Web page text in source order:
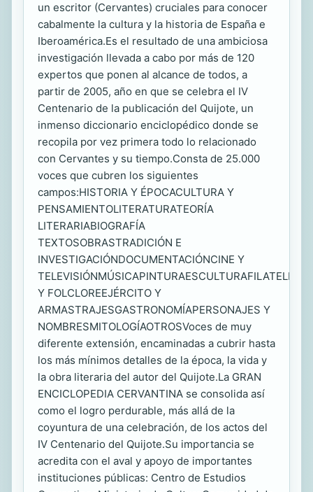
un escritor (Cervantes) cruciales para conocer
cabalmente la cultura y la historia de España e
Iberoamérica.Es el resultado de una ambiciosa
investigación llevada a cabo por más de 120
expertos que ponen al alcance de todos, a
partir de 2005, año en que se celebra el IV
Centenario de la publicación del Quijote, un
inmenso diccionario enciclopédico donde se
recopila por vez primera todo lo relacionado
con Cervantes y su tiempo.Consta de 25.000
voces que cubren los siguientes
campos:HISTORIA Y ÉPOCACULTURA Y
PENSAMIENTOLITERATURATEORÍA
LITERARIABIOGRAFÍA
TEXTOSOBRASTRADICIÓN E
INVESTIGACIÓNDOCUMENTACIÓNCINE Y
Y FOLCLOREEJÉRCITO Y
ARMASTRAJESGASTRONOMÍAPERSONAJES Y
NOMBRESMITOLOGÍAOTROSVoces de muy
diferente extensión, encaminadas a cubrir hasta
los más mínimos detalles de la época, la vida y
la obra literaria del autor del Quijote.La GRAN
ENCICLOPEDIA CERVANTINA se consolida así
como el logro perdurable, más allá de la
coyuntura de una celebración, de los actos del
IV Centenario del Quijote.Su importancia se
acredita con el aval y apoyo de importantes
instituciones públicas: Centro de Estudios